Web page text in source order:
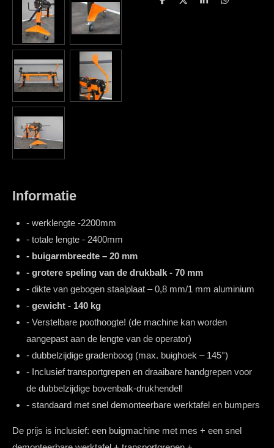
D
D
S
D
Informatie
- werklengte -2200mm
- totale lengte - 2400mm
- buigarmbreedte – 20 mm
- grotere speling van de drukbalk - 70 mm
- dikte van gebogen staalplaat – 0,8 mm/1 mm aluminium
- gewicht - 140 kg
- Verstelbare poothoogte! (de machine kan worden
aangepast aan de lengte van de operator)
- dubbelzijdige gradenboog (max. buighoek – 145°)
- Inclusief transportgrepen en draaibare handgrepen voor
de dubbelzijdige bovenbalk-drukhendel!
- standaard met snel demonteerbare werktafel en bumpers
De prijs is inclusief: een buigmachine met mes + een snel